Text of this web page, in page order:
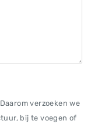
verzoeken we
bij te voegen of